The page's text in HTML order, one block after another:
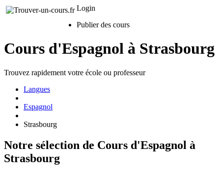
Login
Publier des cours
Cours d'Espagnol à Strasbourg
Trouvez rapidement votre école ou professeur
Langues
Espagnol
Strasbourg
Notre sélection de Cours d'Espagnol à
Strasbourg